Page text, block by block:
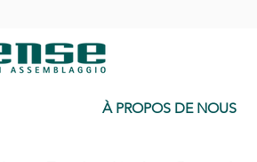
À PROPOS DE NOUS